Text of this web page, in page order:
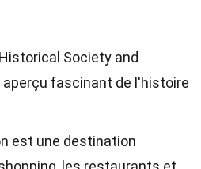
Society and
fascinant de l'histoire
est une destination